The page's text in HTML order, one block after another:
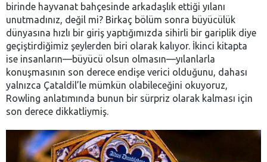
birinde hayvanat bahçesinde arkadaşlık ettiği yılanı
unutmadınız, değil mi? Birkaç bölüm sonra büyücülük
dünyasına hızlı bir giriş yaptığımızda sihirli bir gariplik diye
geçiştirdiğimiz şeylerden biri olarak kalıyor. İkinci kitapta
ise insanların—büyücü olsun olmasın—yılanlarla
konuşmasının son derece endişe verici olduğunu, dahası
yalnızca Çataldil’le mümkün olabileceğini okuyoruz,
Rowling anlatımında bunun bir sürpriz olarak kalması için
son derece dikkatliymiş.